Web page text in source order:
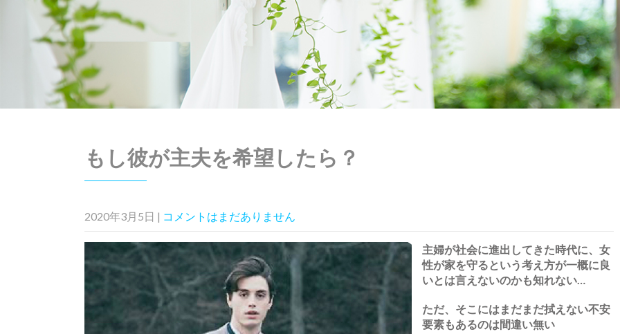
もし彼が主夫を希望したら？
2020年3月5日 | コメントはまだありません
主婦が社会に進出してきた時代に、女
性が家を守るという考え方が一概に良
いとは言えないのかも知れない…
ただ、そこにはまだまだ拭えない不安
要素もあるのは間違い無い